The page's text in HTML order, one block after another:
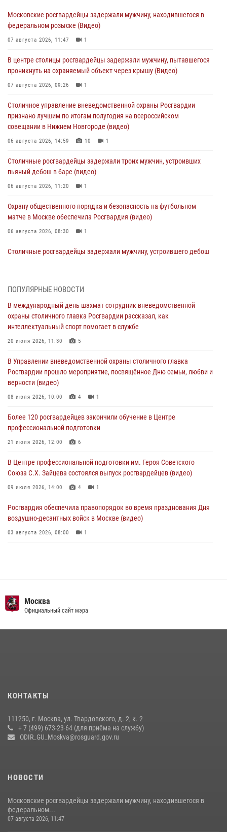
Московские росгвардейцы задержали мужчину, находившегося в
федеральном розыске (Видео)
07 августа 2026, 11:47 1
В центре столицы росгвардейцы задержали мужчину, пытавшегося
проникнуть на охраняемый объект через крышу (Видео)
07 августа 2026, 09:26 1
Столичное управление вневедомственной охраны Росгвардии
признано лучшим по итогам полугодия на всероссийском
совещании в Нижнем Новгороде (видео)
06 августа 2026, 14:59 10 1
Столичные росгвардейцы задержали троих мужчин, устроивших
пьяный дебош в баре (видео)
06 августа 2026, 11:20 1
Охрану общественного порядка и безопасность на футбольном
матче в Москве обеспечила Росгвардия (видео)
06 августа 2026, 08:30 1
Столичные росгвардейцы задержали мужчину, устроившего дебош
футбольного матча Кубка России (Видео)
05 августа 2026, 12:35
Делегация МВД Республики Беларусь ознакомилась с передовыми
04 августа 2026, 18:16
В столичном главке Росгвардии завершился чемпионат по самбо и
боевому самбо. (видео)
Офицер Росгвардии стал гостем прямого эфира на «Радио Москвы»
и рассказал о работе дежурных частей
ПОПУЛЯРНЫЕ НОВОСТИ
В международный день шахмат сотрудник вневедомственной
охраны столичного главка Росгвардии рассказал, как
интеллектуальный спорт помогает в службе
20 июля 2026, 11:30 5
В Управлении вневедомственной охраны столичного главка
Росгвардии прошло мероприятие, посвящённое Дню семьи, любви и
верности (видео)
08 июля 2026, 10:00 4 1
Более 120 росгвардейцев закончили обучение в Центре
профессиональной подготовки
21 июля 2026, 12:00 6
В Центре профессиональной подготовки им. Героя Советского
Союза С.Х. Зайцева состоялся выпуск росгвардейцев (видео)
09 июля 2026, 14:00 4 1
Росгвардия обеспечила правопорядок во время празднования Дня
воздушно-десантных войск в Москве (видео)
03 августа 2026, 08:00 1
Безопасность футбольного матча в Москве обеспечена при
содействии Росгвардии (видео)
чемпионат по самбо (виео)
Центр профессиональной подготовки сотрудников
Москва
Официальный сайт мэра
КОНТАКТЫ
111250, г. Москва, ул. Твардовского, д. 2, к. 2
+ 7 (499) 673-23-64 (для приёма на службу)
ODIR_GU_Moskva@rosguard.gov.ru
НОВОСТИ
Московские росгвардейцы задержали мужчину, находившегося в
федеральном...
07 августа 2026, 11:47